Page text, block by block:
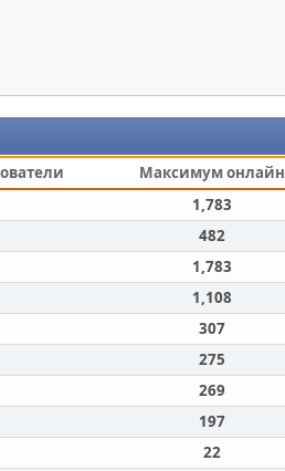
Максимум онлайн
1,783
482
1,783
1,108
307
275
269
197
22